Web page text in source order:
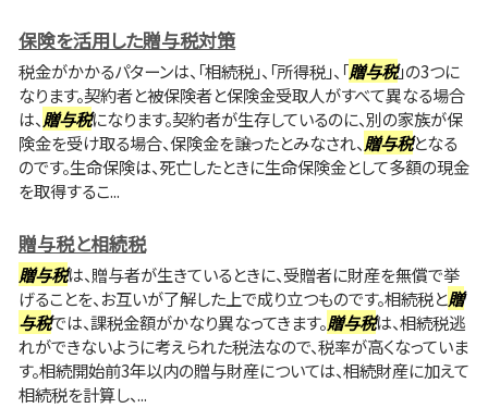
保険を活用した贈与税対策
税金がかかるパターンは、「相続税」、「所得税」、「贈与税」の3つに
なります。契約者と被保険者と保険金受取人がすべて異なる場合
は、贈与税になります。契約者が生存しているのに、別の家族が保
険金を受け取る場合、保険金を譲ったとみなされ、贈与税となる
のです。生命保険は、死亡したときに生命保険金として多額の現金
を取得するこ...
贈与税と相続税
贈与税は、贈与者が生きているときに、受贈者に財産を無償で挙
げることを、お互いが了解した上で成り立つものです。相続税と贈
与税では、課税金額がかなり異なってきます。贈与税は、相続税逃
れができないように考えられた税法なので、税率が高くなっていま
す。相続開始前3年以内の贈与財産については、相続財産に加えて
相続税を計算し、...